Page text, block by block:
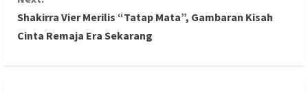
t
Shakirra Vier Merilis “Tatap Mata”, Gambaran Kisah
Cinta Remaja Era Sekarang